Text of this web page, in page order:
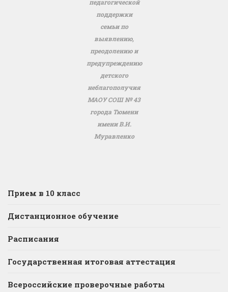
педагогической
поддержки
семьи по
выявлению,
преодолению и
предупреждению
детского
неблагополучия
МАОУ СОШ № 43
города Тюмени
имени В.И.
Муравленко
Прием в 10 класс
Дистанционное обучение
Расписания
Государственная итоговая аттестация
Всероссийские проверочные работы